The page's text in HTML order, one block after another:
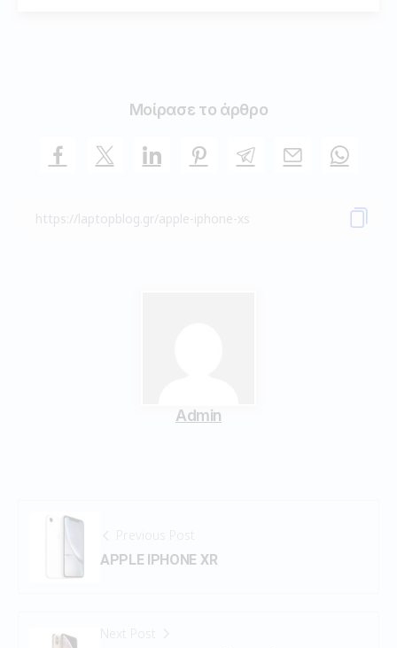
Μοίρασε το άρθρο
Admin
Previous Post
APPLE IPHONE XR
Next Post